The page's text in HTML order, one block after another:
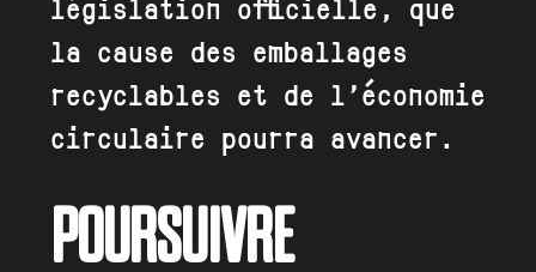
législation officielle, que
la cause des emballages
recyclables et de l’économie
circulaire pourra avancer.
POURSUIVRE